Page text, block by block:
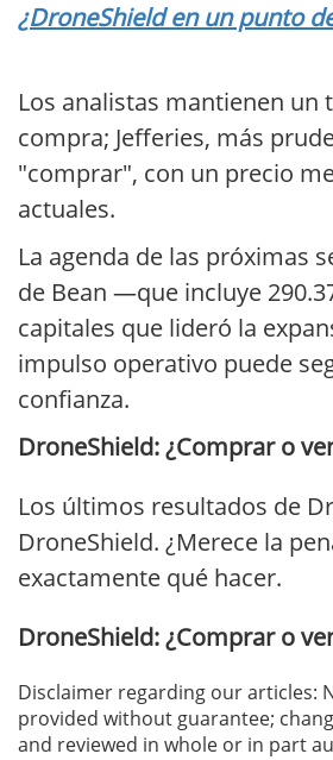
¿DroneShield en un punto
Los analistas mantienen
compra; Jefferies, más
"comprar", con un precio
actuales.
La agenda de las próximas
de Bean —que incluye
capitales que lideró la
impulso operativo puede
confianza.
DroneShield: ¿Comprar o
Los últimos resultados de
DroneShield. ¿Merece la
exactamente qué hacer.
DroneShield: ¿Comprar o
Disclaimer regarding our articles:
provided without guarantee;
and reviewed in whole or in part